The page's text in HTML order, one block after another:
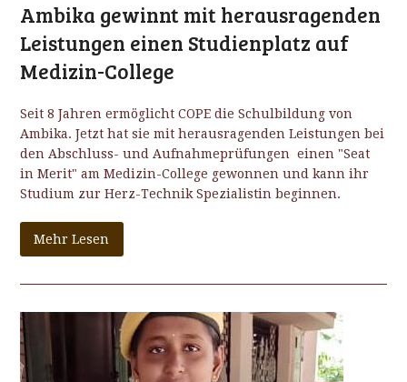
Ambika gewinnt mit herausragenden
Leistungen einen Studienplatz auf
Medizin-College
Seit 8 Jahren ermöglicht COPE die Schulbildung von
Ambika. Jetzt hat sie mit herausragenden Leistungen bei
den Abschluss- und Aufnahmeprüfungen einen "Seat
in Merit" am Medizin-College gewonnen und kann ihr
Studium zur Herz-Technik Spezialistin beginnen.
Mehr Lesen